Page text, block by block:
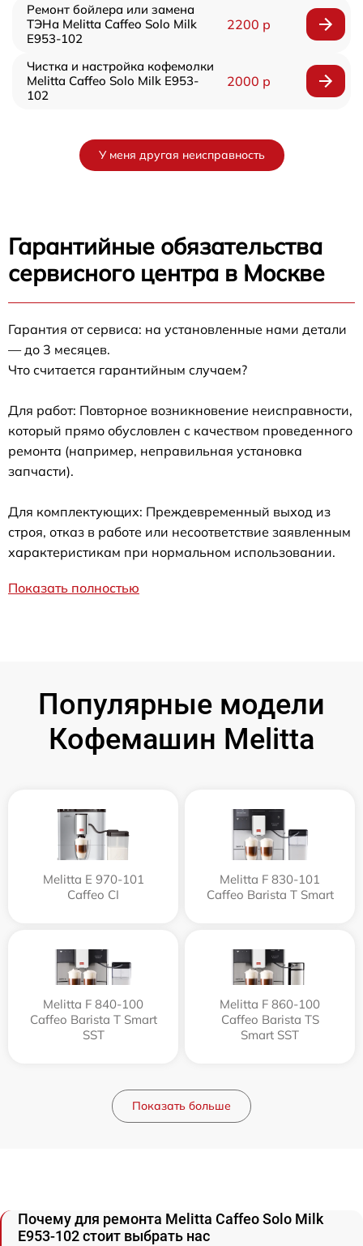
Ремонт бойлера или замена
ТЭНа Melitta Caffeo Solo Milk
E953-102
2200 р
Чистка и настройка кофемолки
Melitta Caffeo Solo Milk E953-
102
2000 р
У меня другая неисправность
Гарантийные обязательства
сервисного центра в Москве
Гарантия от сервиса: на установленные нами детали
— до 3 месяцев.
Что считается гарантийным случаем?
Для работ: Повторное возникновение неисправности,
который прямо обусловлен с качеством проведенного
ремонта (например, неправильная установка
запчасти).
Для комплектующих: Преждевременный выход из
строя, отказ в работе или несоответствие заявленным
характеристикам при нормальном использовании.
Показать полностью
Популярные модели
Кофемашин Melitta
Melitta Е 970-101
Caffeo CI
Melitta F 830-101
Caffeo Barista T Smart
Melitta F 840-100
Caffeo Barista T Smart
SST
Melitta F 860-100
Caffeo Barista TS
Smart SST
Показать больше
Почему для ремонта Melitta Caffeo Solo Milk
E953-102 стоит выбрать нас